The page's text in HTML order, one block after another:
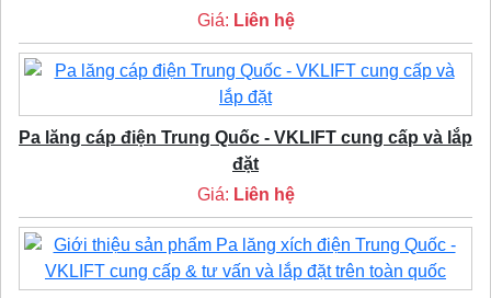
Giá: Liên hệ
Pa lăng cáp điện Trung Quốc - VKLIFT cung cấp và lắp
đặt
Giá: Liên hệ